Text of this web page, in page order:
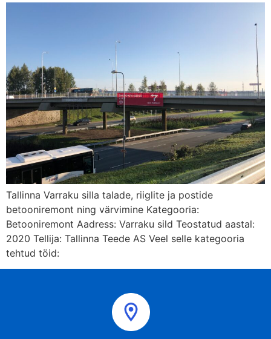
Tallinna Varraku silla talade, riiglite ja postide
betooniremont ning värvimine Kategooria:
Betooniremont Aadress: Varraku sild Teostatud aastal:
2020 Tellija: Tallinna Teede AS Veel selle kategooria
tehtud töid: